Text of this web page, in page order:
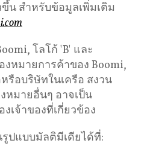
น สำหรับข้อมูลเพิ่มเติม
โลโก้ 'B' และ
งหมายการค้าของ Boomi,
รือบริษัทในเครือ สงวน
หมายอื่นๆ อาจเป็น
เจ้าของที่เกี่ยวข้อง
ปแบบมัลติมีเดียได้ที่: